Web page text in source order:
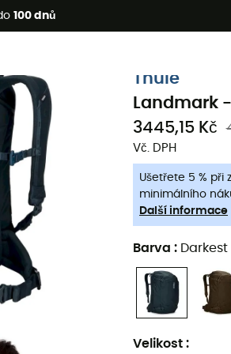
100 dnůs kódem Summer5
Thule
Landmark
3445,15 Kč
Vč. DPH
Ušetřete 5 % při
minimálního
Další informace
Barva : Darkest
Velikost :